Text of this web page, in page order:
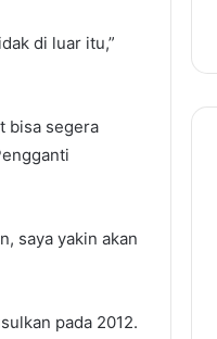
di luar itu,”
bisa segera
saya yakin akan
pada 2012.